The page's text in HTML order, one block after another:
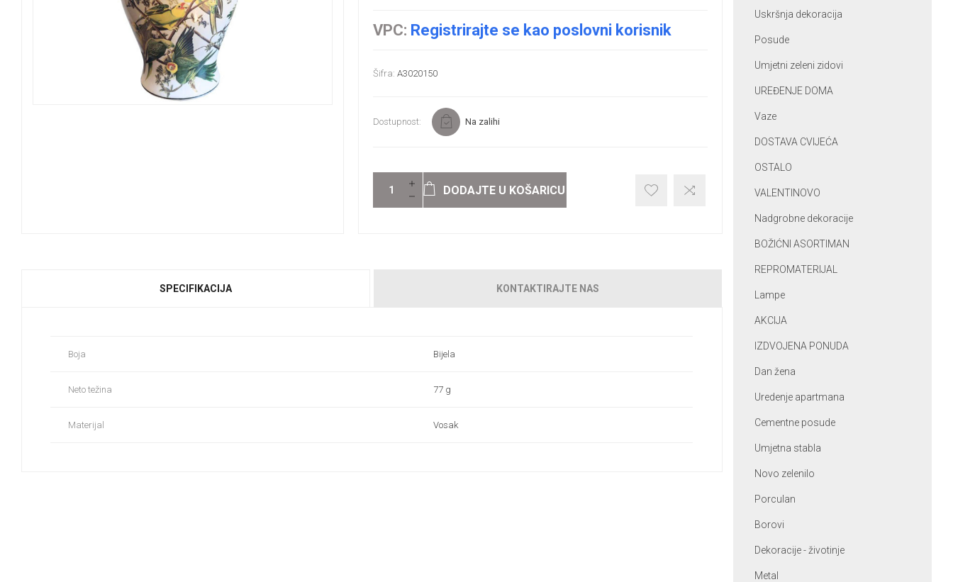
VPC: Registrirajte se kao poslovni korisnik
Šifra: A3020150
Dostupnost: Na zalihi
DODAJTE U KOŠARICU
SPECIFIKACIJA KONTAKTIRAJTE NAS
Boja Bijela
Neto težina 77 g
Materijal Vosak
Uskršnja dekoracija
Posude
Umjetni zeleni zidovi
UREĐENJE DOMA
Vaze
DOSTAVA CVIJEĆA
OSTALO
VALENTINOVO
Nadgrobne dekoracije
BOŽIĆNI ASORTIMAN
REPROMATERIJAL
Lampe
AKCIJA
IZDVOJENA PONUDA
Dan žena
Uredenje apartmana
Cementne posude
Umjetna stabla
Novo zelenilo
Porculan
Borovi
Dekoracije - životinje
Metal